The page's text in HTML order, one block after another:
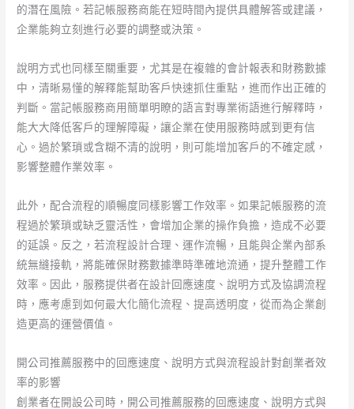
的潛在風險。若記帳服務商能在短時間內提供具體解答或建議，
企業能夠立刻進行必要的調整或決策。
說明方式也同樣至關重要，尤其是在複雜的會計報表和財務數據
中，清晰易懂的解釋能幫助客戶快速抓住重點，進而作出正確的
判斷。當記帳服務商用簡單明瞭的語言對專業術語進行解釋時，
能大大降低客戶的理解障礙，讓企業在使用服務時感到更有信
心。過於繁瑣或含糊不清的說明，則可能增加客戶的不確定感，
影響整體作業效率。
此外，配合流程的順暢度同樣影響工作效率。如果記帳服務的流
程過於繁瑣或缺乏靈活性，會增加企業的操作負擔，造成不必要
的延誤。反之，若流程設計合理、運作流暢，且能與企業內部系
統無縫接軌，將能確保財務數據準時準確地流通，提升整體工作
效率。因此，服務提供者在設計回應速度、說明方式及協調流程
時，應考慮到如何最大化簡化流程、提高透明度，從而為企業創
造更高的運營價值。
開公司推薦服務中的回應速度、說明方式與流程設計對創業者效
率的影響
創業者在開設公司時，開公司推薦服務的回應速度、說明方式與